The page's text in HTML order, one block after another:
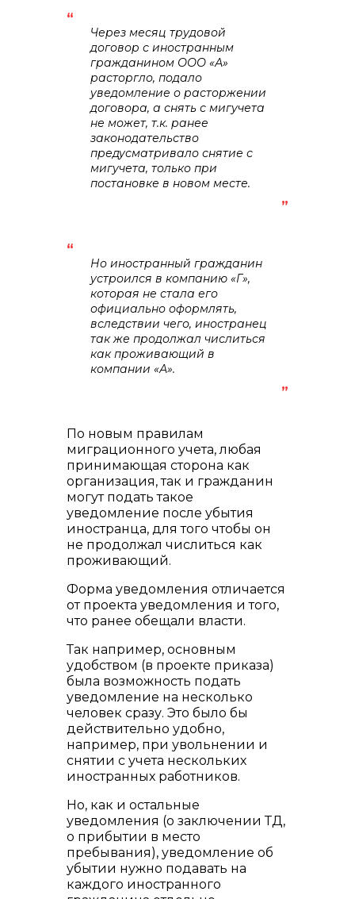
Через месяц трудовой
договор с иностранным
гражданином ООО «А»
расторгло, подало
уведомление о расторжении
договора, а снять с мигучета
не может, т.к. ранее
законодательство
предусматривало снятие с
мигучета, только при
постановке в новом месте.
Но иностранный гражданин
устроился в компанию «Г»,
которая не стала его
официально оформлять,
вследствии чего, иностранец
так же продолжал числиться
как проживающий в
компании «А».
По новым правилам
миграционного учета, любая
принимающая сторона как
организация, так и гражданин
могут подать такое
уведомление после убытия
иностранца, для того чтобы он
не продолжал числиться как
проживающий.
Форма уведомления отличается
от проекта уведомления и того,
что ранее обещали власти.
Так например, основным
удобством (в проекте приказа)
была возможность подать
уведомление на несколько
человек сразу. Это было бы
действительно удобно,
например, при увольнении и
снятии с учета нескольких
иностранных работников.
Но, как и остальные
уведомления (о заключении ТД,
о прибытии в место
пребывания), уведомление об
убытии нужно подавать на
каждого иностранного